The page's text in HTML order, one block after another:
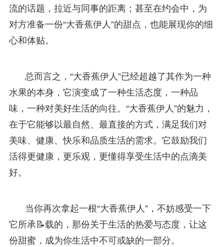
流的话题，拉近与同事的距离；甚至在约会中，为
对方准备一份“大香蕉伊人”的甜点，也能展现你的细
心和体贴。
总而言之，“大香蕉伊人”已经超越了其作为一种
水果的本身，它演变成了一种生活态度，一种品
味，一种对美好生活的向往。“大香蕉伊人”的魅力，
在于它能够以最自然、最直接的方式，满足我们对
美味、健康、快乐和品质生活的需求。它鼓励我们
活得更健康，更乐观，更懂得享受生活中的点滴美
好。
当你再次拿起一根“大香蕉伊人”，不妨感受一下
它所承📝载的，那份关于生活的热爱与态度，让这
份甜蜜，成为你生活中不可或缺的一部分。